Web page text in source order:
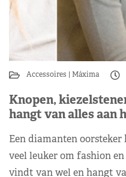
Accessoires Máxima
Knopen,
hangt van alles aan
Een diamanten
veel leuker om fashion
vindt van wel en hangt